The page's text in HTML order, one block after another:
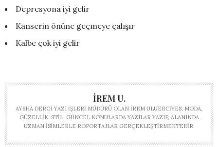
Depresyona iyi gelir
Kanserin önüne geçmeye çalışır
Kalbe çok iyi gelir
İREM U.
AYSHA DERGI YAZI İŞLERI MÜDÜRÜ OLAN İREM ULUERCIYES, MODA,
GÜZELLIK, STIL, GÜNCEL KONULARDA YAZILAR YAZIP, ALANINDA
UZMAN ISIMLERLE RÖPORTAJLAR GERÇEKLEŞTIRMEKTEDIR.